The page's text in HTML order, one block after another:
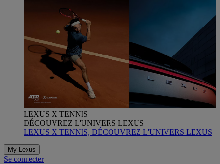
LEXUS X TENNIS
DÉCOUVREZ L'UNIVERS LEXUS
LEXUS X TENNIS, DÉCOUVREZ L'UNIVERS LEXUS
My Lexus
Se connecter